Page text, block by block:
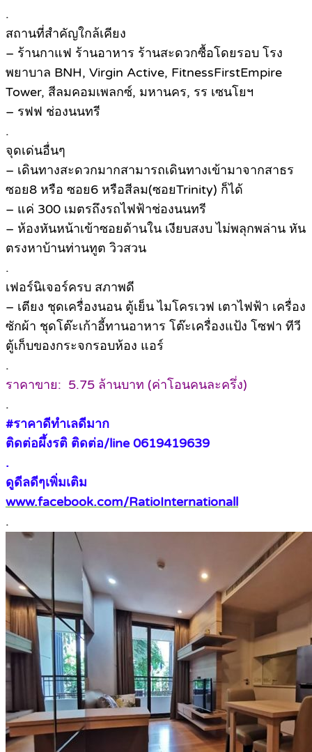
.
สถานที่สำคัญใกล้เคียง
– ร้านกาแฟ ร้านอาหาร ร้านสะดวกซื้อโดยรอบ โรง
พยาบาล BNH, Virgin Active, FitnessFirstEmpire
Tower, สีลมคอมเพลกซ์, มหานคร, รร เซนโยฯ
– รฟฟ ช่องนนทรี
.
จุดเด่นอื่นๆ
– เดินทางสะดวกมากสามารถเดินทางเข้ามาจากสาธร
ซอย8 หรือ ซอย6 หรือสีลม(ซอยTrinity) ก็ได้
– แค่ 300 เมตรถึงรถไฟฟ้าช่องนนทรี
– ห้องหันหน้าเข้าซอยด้านใน เงียบสงบ ไม่พลุกพล่าน หัน
ตรงหาบ้านท่านทูต วิวสวน
.
เฟอร์นิเจอร์ครบ สภาพดี
– เตียง ชุดเครื่องนอน ตู้เย็น ไมโครเวฟ เตาไฟฟ้า เครื่อง
ซักผ้า ชุดโต๊ะเก้าอี้ทานอาหาร โต๊ะเครื่องแป้ง โซฟา ทีวี
ตู้เก็บของกระจกรอบห้อง แอร์
.
ราคาขาย: 5.75 ล้านบาท (ค่าโอนคนละครึ่ง)
.
#ราคาดีทำเลดีมาก
ติดต่อผึ้งรติ ติดต่อ/line 0619419639
.
ดูดีลดีๆเพิ่มเติม
www.facebook.com/RatioInternationall
.